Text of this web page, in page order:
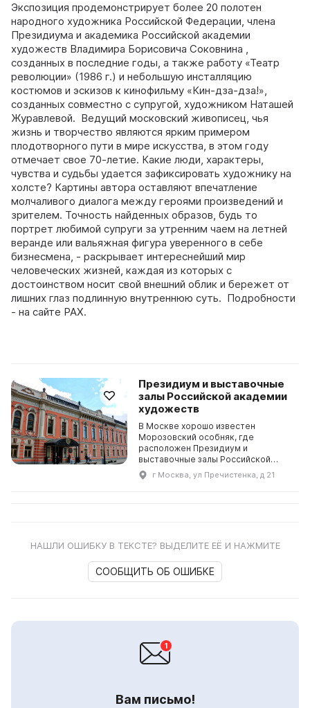
Экспозиция продемонстрирует более 20 полотен
народного художника Российской Федерации, члена
Президиума и академика Российской академии
художеств Владимира Борисовича Соковнина ,
созданных в последние годы, а также работу «Театр
революции» (1986 г.) и небольшую инсталляцию
костюмов и эскизов к кинофильму «Кин-дза-дза!»,
созданных совместно с супругой, художником Наташей
Журавлевой. Ведущий московский живописец, чья
жизнь и творчество являются ярким примером
плодотворного пути в мире искусства, в этом году
отмечает свое 70-летие. Какие люди, характеры,
чувства и судьбы удается зафиксировать художнику на
холсте? Картины автора оставляют впечатление
молчаливого диалога между героями произведений и
зрителем. Точность найденных образов, будь то
портрет любимой супруги за утренним чаем на летней
веранде или вальяжная фигура уверенного в себе
бизнесмена, - раскрывает интереснейший мир
человеческих жизней, каждая из которых с
достоинством носит свой внешний облик и бережет от
лишних глаз подлинную внутреннюю суть. Подробности
- на сайте РАХ.
Президиум и выставочные
залы Российской академии
художеств
В Москве хорошо известен
Морозовский особняк, где
расположен Президиум и
выставочные залы Российской
академии художеств. Здесь
постоянно проходят выставки
г Москва, ул Пречистенка, д 21
НАШЛИ ОШИБКУ В ТЕКСТЕ? ВЫДЕЛИТЕ ЕЁ И НАЖМИТЕ
СООБЩИТЬ ОБ ОШИБКЕ
Вам письмо!